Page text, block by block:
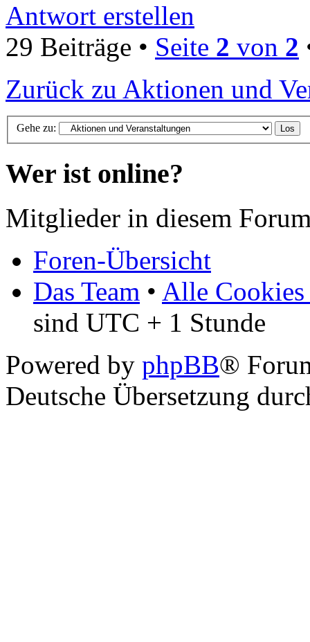
Antwort erstellen
29 Beiträge • Seite 2 von 2
Zurück zu Aktionen und
Gehe zu:
Wer ist online?
Mitglieder in diesem
Foren-Übersicht
Das Team • Alle Cookies
sind UTC + 1 Stunde
Powered by phpBB®
Deutsche Übersetzung